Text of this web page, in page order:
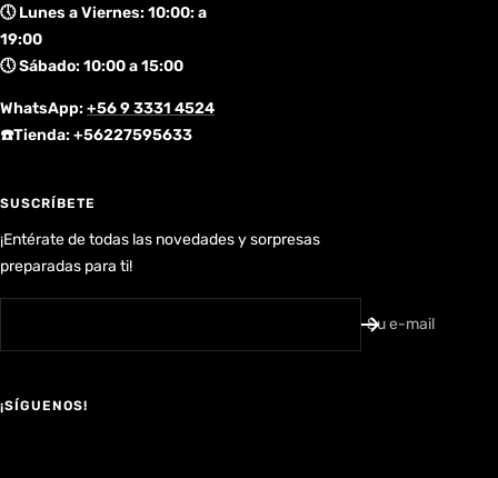
🕔 Lunes a Viernes: 10:00: a
19:00
🕔 Sábado: 10:00 a 15:00
WhatsApp:+56 9 3331 4524
☎️Tienda: +56227595633
SUSCRÍBETE
¡Entérate de todas las novedades y sorpresas
preparadas para ti!
Su e-mail
¡SÍGUENOS!